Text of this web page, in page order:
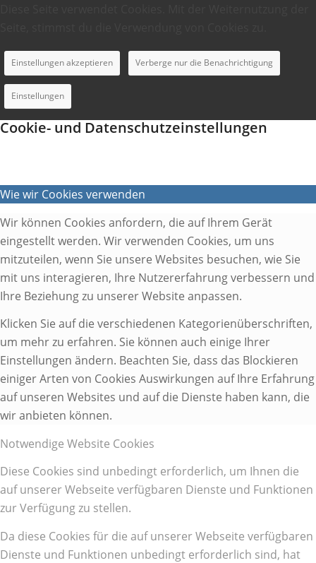
Einstellungen akzeptieren Verberge nur die Benachrichtigung
Einstellungen
Cookie- und Datenschutzeinstellungen
Wie wir Cookies verwenden
Wir können Cookies anfordern, die auf Ihrem Gerät
eingestellt werden. Wir verwenden Cookies, um uns
mitzuteilen, wenn Sie unsere Websites besuchen, wie Sie
mit uns interagieren, Ihre Nutzererfahrung verbessern und
Ihre Beziehung zu unserer Website anpassen.
Klicken Sie auf die verschiedenen Kategorienüberschriften,
um mehr zu erfahren. Sie können auch einige Ihrer
Einstellungen ändern. Beachten Sie, dass das Blockieren
einiger Arten von Cookies Auswirkungen auf Ihre Erfahrung
auf unseren Websites und auf die Dienste haben kann, die
wir anbieten können.
Notwendige Website Cookies
Diese Cookies sind unbedingt erforderlich, um Ihnen die
auf unserer Webseite verfügbaren Dienste und Funktionen
zur Verfügung zu stellen.
Da diese Cookies für die auf unserer Webseite verfügbaren
Dienste und Funktionen unbedingt erforderlich sind, hat